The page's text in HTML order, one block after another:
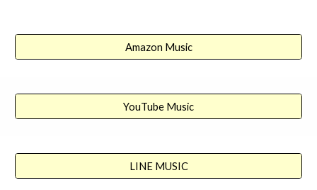
Amazon Music
YouTube Music
LINE MUSIC